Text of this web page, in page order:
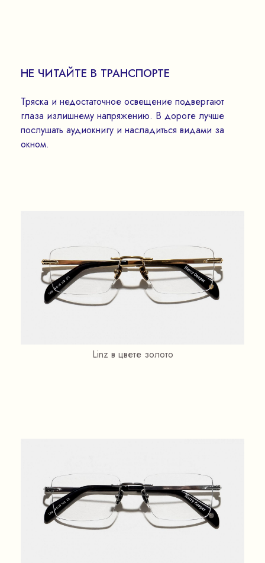
НЕ ЧИТАЙТЕ В ТРАНСПОРТЕ
Тряска и недостаточное освещение подвергают
глаза излишнему напряжению. В дороге лучше
послушать аудиокнигу и насладиться видами за
окном.
Linz в цвете золото